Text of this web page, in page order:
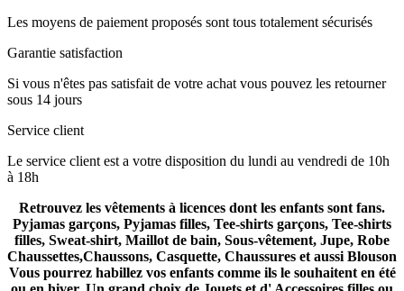
Les moyens de paiement proposés sont tous totalement sécurisés
Garantie satisfaction
Si vous n'êtes pas satisfait de votre achat vous pouvez les retourner
sous 14 jours
Service client
Le service client est a votre disposition du lundi au vendredi de 10h
à 18h
Retrouvez les vêtements à licences dont les enfants sont fans.
Pyjamas garçons, Pyjamas filles, Tee-shirts garçons, Tee-shirts
filles, Sweat-shirt, Maillot de bain, Sous-vêtement, Jupe, Robe
Chaussettes,Chaussons, Casquette, Chaussures et aussi Blouson
Vous pourrez habillez vos enfants comme ils le souhaitent en été